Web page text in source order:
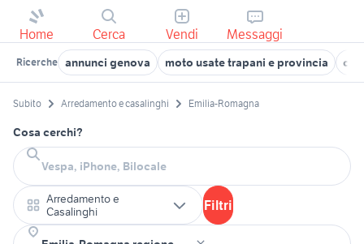
Home Cerca Vendi Messaggi
Ricerche annunci genova moto usate trapani e provincia
Subito Arredamento e casalinghi Emilia-Romagna
Cosa cerchi?
Arredamento e
Casalinghi
Filtri